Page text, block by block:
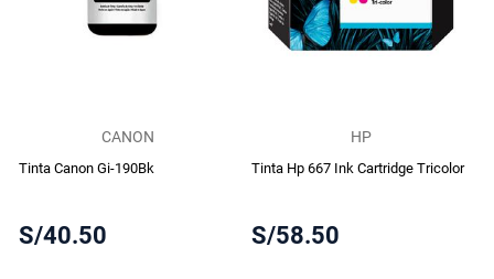
CANON
Tinta Canon Gi-190Bk
S/40.50
HP
Tinta Hp 667 Ink Cartridge Tricolor
S/58.50